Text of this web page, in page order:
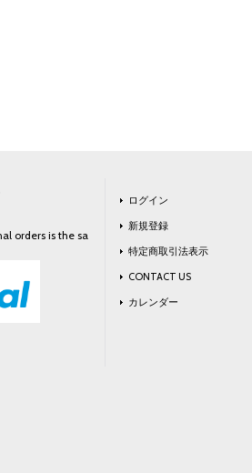
orders is the sa
ログイン
新規登録
特定商取引法表示
CONTACT US
カレンダー